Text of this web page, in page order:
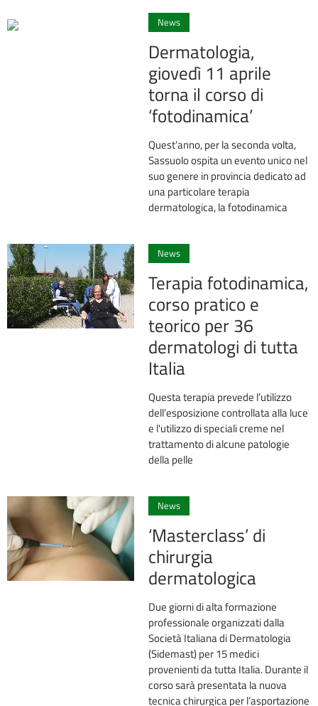
News
Dermatologia,
giovedì 11 aprile
torna il corso di
‘fotodinamica’
Quest’anno, per la seconda volta,
Sassuolo ospita un evento unico nel
suo genere in provincia dedicato ad
una particolare terapia
dermatologica, la fotodinamica
News
Terapia fotodinamica,
corso pratico e
teorico per 36
dermatologi di tutta
Italia
Questa terapia prevede l’utilizzo
dell’esposizione controllata alla luce
e l'utilizzo di speciali creme nel
trattamento di alcune patologie
della pelle
News
‘Masterclass’ di
chirurgia
dermatologica
Due giorni di alta formazione
professionale organizzati dalla
Società Italiana di Dermatologia
(Sidemast) per 15 medici
provenienti da tutta Italia. Durante il
corso sarà presentata la nuova
tecnica chirurgica per l’asportazione